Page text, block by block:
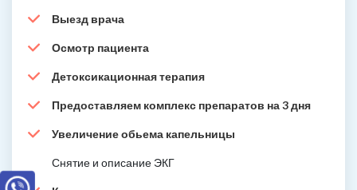
Выезд врача
Осмотр пациента
Детоксикационная терапия
Предоставляем комплекс препаратов на 3 дня
Увеличение обьема капельницы
Снятие и описание ЭКГ